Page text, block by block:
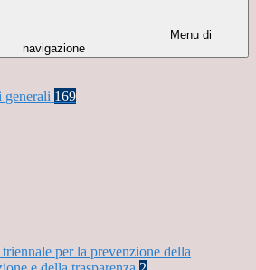
Menu di
navigazione
generali 169
per la prevenzione della